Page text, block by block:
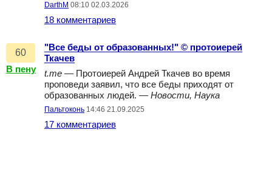
DarthM 08:10 02.03.2026
18 комментариев
60
В пену
"Все беды от образованных!" © протоиерей
Ткачев
t.me — Протоиерей Андрей Ткачев во время
проповеди заявил, что все беды приходят от
образованных людей. — Новости, Наука
Пальтоконь 14:46 21.09.2025
17 комментариев